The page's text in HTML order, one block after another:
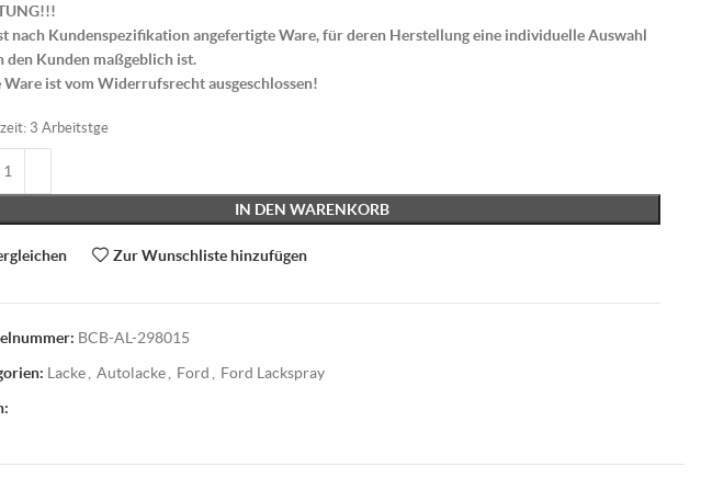
nach Kundenspezifikation angefertigte Ware, für deren Herstellung eine individuelle Auswahl
den Kunden maßgeblich ist.
Ware ist vom Widerrufsrecht ausgeschlossen!
3 Arbeitstge
IN DEN WARENKORB
Zur Wunschliste hinzufügen
BCB-AL-298015
Lacke Autolacke Ford
Ford Lackspray